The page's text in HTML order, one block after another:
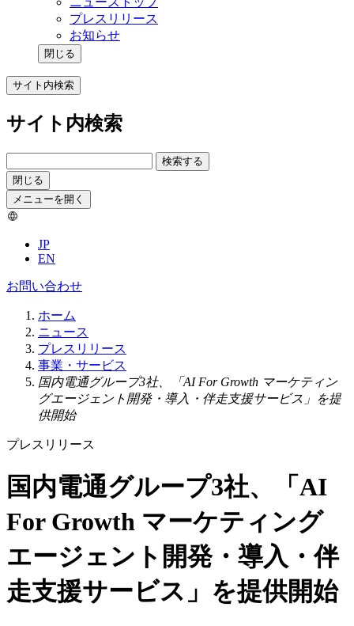
プレスリリース
お知らせ
閉じる
サイト内検索
サイト内検索
検索する
閉じる
メニューを開く
JP
EN
お問い合わせ
ホーム
ニュース
プレスリリース
事業・サービス
国内電通グループ3社、「AI For Growth マーケティン
グエージェント開発・導入・伴走支援サービス」を提
供開始
プレスリリース
国内電通グループ3社、「AI
For Growth マーケティング
エージェント開発・導入・伴
走支援サービス」を提供開始